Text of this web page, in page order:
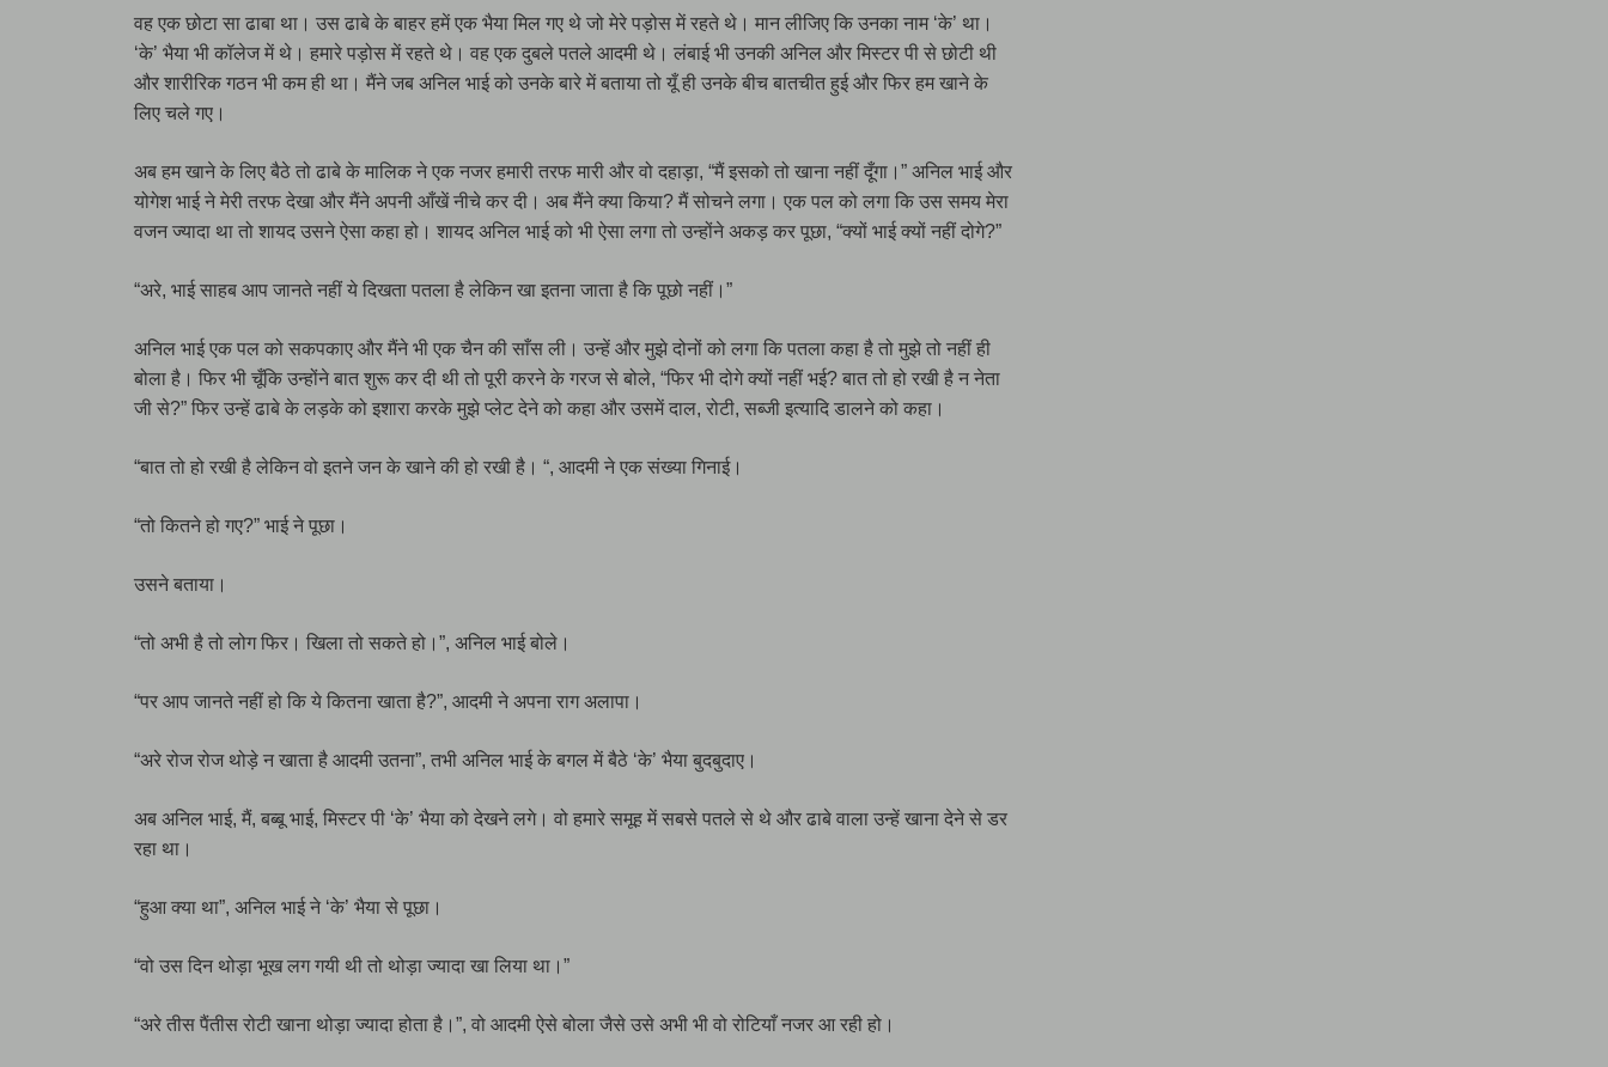
वह एक छोटा सा ढाबा था। उस ढाबे के बाहर हमें एक भैया मिल गए थे जो मेरे पड़ोस में रहते थे। मान लीजिए कि उनका नाम ‘के’ था।
‘के’ भैया भी कॉलेज में थे। हमारे पड़ोस में रहते थे। वह एक दुबले पतले आदमी थे। लंबाई भी उनकी अनिल और मिस्टर पी से छोटी थी
और शारीरिक गठन भी कम ही था। मैंने जब अनिल भाई को उनके बारे में बताया तो यूँ ही उनके बीच बातचीत हुई और फिर हम खाने के
लिए चले गए।
अब हम खाने के लिए बैठे तो ढाबे के मालिक ने एक नजर हमारी तरफ मारी और वो दहाड़ा, “मैं इसको तो खाना नहीं दूँगा।” अनिल भाई और
योगेश भाई ने मेरी तरफ देखा और मैंने अपनी आँखें नीचे कर दी। अब मैंने क्या किया? मैं सोचने लगा। एक पल को लगा कि उस समय मेरा
वजन ज्यादा था तो शायद उसने ऐसा कहा हो। शायद अनिल भाई को भी ऐसा लगा तो उन्होंने अकड़ कर पूछा, “क्यों भाई क्यों नहीं दोगे?”
“अरे, भाई साहब आप जानते नहीं ये दिखता पतला है लेकिन खा इतना जाता है कि पूछो नहीं।”
अनिल भाई एक पल को सकपकाए और मैंने भी एक चैन की साँस ली। उन्हें और मुझे दोनों को लगा कि पतला कहा है तो मुझे तो नहीं ही
बोला है। फिर भी चूँकि उन्होंने बात शुरू कर दी थी तो पूरी करने के गरज से बोले, “फिर भी दोगे क्यों नहीं भई? बात तो हो रखी है न नेता
जी से?” फिर उन्हें ढाबे के लड़के को इशारा करके मुझे प्लेट देने को कहा और उसमें दाल, रोटी, सब्जी इत्यादि डालने को कहा।
“बात तो हो रखी है लेकिन वो इतने जन के खाने की हो रखी है। “, आदमी ने एक संख्या गिनाई।
“तो कितने हो गए?” भाई ने पूछा।
उसने बताया।
“तो अभी है तो लोग फिर। खिला तो सकते हो।”, अनिल भाई बोले।
“पर आप जानते नहीं हो कि ये कितना खाता है?”, आदमी ने अपना राग अलापा।
“अरे रोज रोज थोड़े न खाता है आदमी उतना”, तभी अनिल भाई के बगल में बैठे ‘के’ भैया बुदबुदाए।
अब अनिल भाई, मैं, बब्बू भाई, मिस्टर पी ‘के’ भैया को देखने लगे। वो हमारे समूह में सबसे पतले से थे और ढाबे वाला उन्हें खाना देने से डर
रहा था।
“हुआ क्या था”, अनिल भाई ने ‘के’ भैया से पूछा।
“वो उस दिन थोड़ा भूख लग गयी थी तो थोड़ा ज्यादा खा लिया था।”
“अरे तीस पैंतीस रोटी खाना थोड़ा ज्यादा होता है।”, वो आदमी ऐसे बोला जैसे उसे अभी भी वो रोटियाँ नजर आ रही हो।